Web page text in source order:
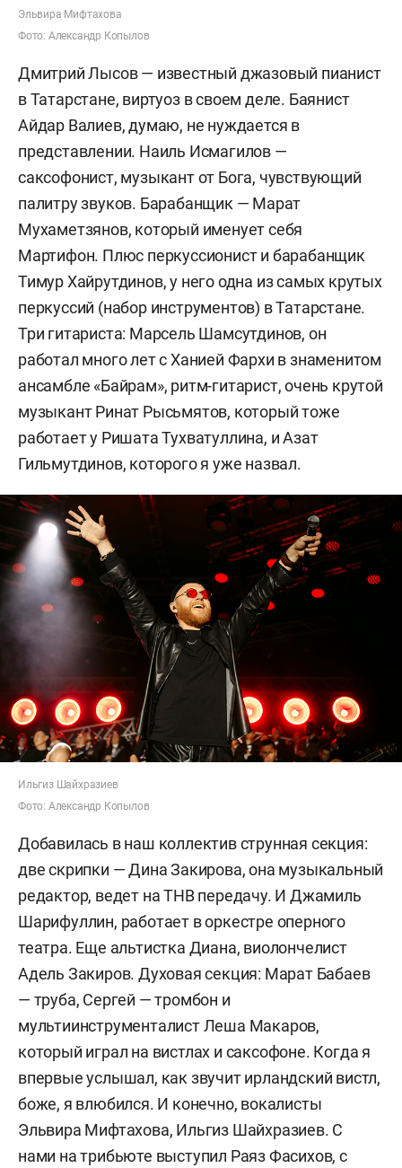
Эльвира Мифтахова
Фото: Александр Копылов
Дмитрий Лысов — известный джазовый пианист
в Татарстане, виртуоз в своем деле. Баянист
Айдар Валиев, думаю, не нуждается в
представлении. Наиль Исмагилов —
саксофонист, музыкант от Бога, чувствующий
палитру звуков. Барабанщик — Марат
Мухаметзянов, который именует себя
Мартифон. Плюс перкуссионист и барабанщик
Тимур Хайрутдинов, у него одна из самых крутых
перкуссий (набор инструментов) в Татарстане.
Три гитариста: Марсель Шамсутдинов, он
работал много лет с Ханией Фархи в знаменитом
ансамбле «Байрам», ритм-гитарист, очень крутой
музыкант Ринат Рысьмятов, который тоже
работает у Ришата Тухватуллина, и Азат
Гильмутдинов, которого я уже назвал.
Ильгиз Шайхразиев
Фото: Александр Копылов
Добавилась в наш коллектив струнная секция:
две скрипки — Дина Закирова, она музыкальный
редактор, ведет на ТНВ передачу. И Джамиль
Шарифуллин, работает в оркестре оперного
театра. Еще альтистка Диана, виолончелист
Адель Закиров. Духовая секция: Марат Бабаев
— труба, Сергей — тромбон и
мультиинструменталист Леша Макаров,
который играл на вистлах и саксофоне. Когда я
впервые услышал, как звучит ирландский вистл,
боже, я влюбился. И конечно, вокалисты
Эльвира Мифтахова, Ильгиз Шайхразиев. С
нами на трибьюте выступил Раяз Фасихов, с